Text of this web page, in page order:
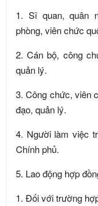
1. Sĩ quan, quân
phòng, viên chức
2. Cán bộ, công
quản lý.
3. Công chức, viên
đạo, quản lý.
4. Người làm việc
Chính phủ.
5. Lao động hợp
1. Đối với trường